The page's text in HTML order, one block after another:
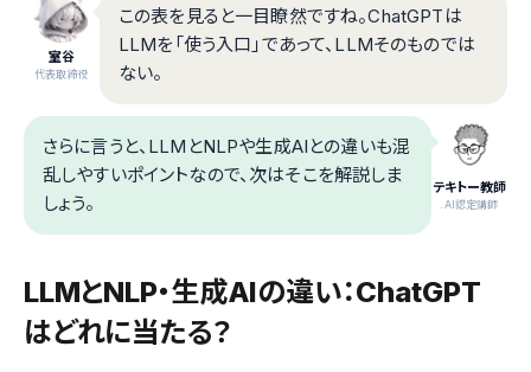
室谷
代表取締役
この表を見ると一目瞭然ですね。ChatGPTは
LLMを「使う入口」であって、LLMそのものでは
ない。
テキトー教師
.AI認定講師
さらに言うと、LLMとNLPや生成AIとの違いも混
乱しやすいポイントなので、次はそこを解説しま
しょう。
LLMとNLP・生成AIの違い：ChatGPT
はどれに当たる？